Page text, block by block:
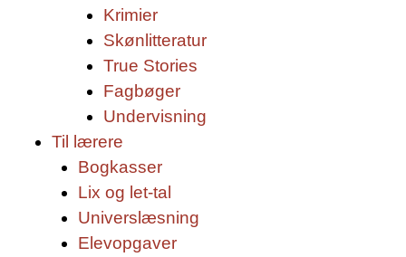
Krimier
Skønlitteratur
True Stories
Fagbøger
Undervisning
Til lærere
Bogkasser
Lix og let-tal
Universlæsning
Elevopgaver